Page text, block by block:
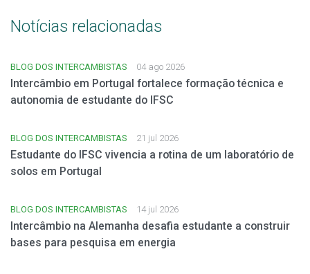
Notícias relacionadas
BLOG DOS INTERCAMBISTAS 04 ago 2026
Intercâmbio em Portugal fortalece formação técnica e
autonomia de estudante do IFSC
BLOG DOS INTERCAMBISTAS 21 jul 2026
Estudante do IFSC vivencia a rotina de um laboratório de
solos em Portugal
BLOG DOS INTERCAMBISTAS 14 jul 2026
Intercâmbio na Alemanha desafia estudante a construir
bases para pesquisa em energia